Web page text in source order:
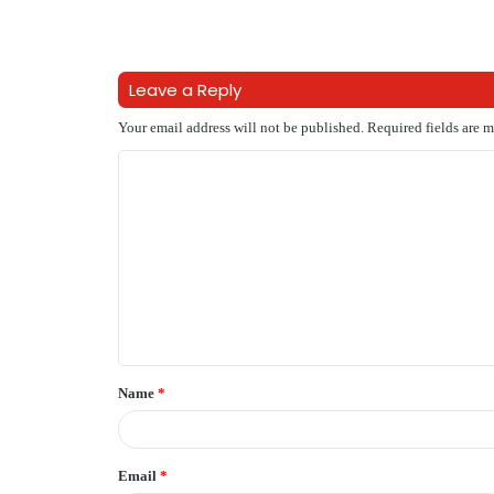
Leave a Reply
Your email address will not be published. Required fields are
t
*
Name *
Email *